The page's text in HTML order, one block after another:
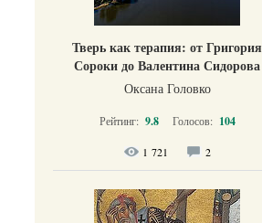
Тверь как терапия: от Григория
Сороки до Валентина Сидорова
Оксана Головко
Рейтинг: 9.8 Голосов: 104
1 721 2